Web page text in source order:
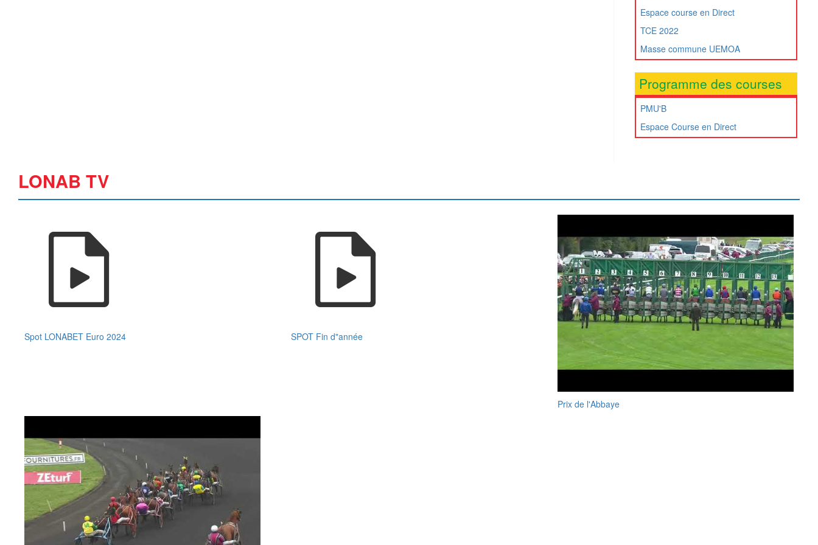
Espace course en Direct
TCE 2022
Masse commune UEMOA
Programme des courses
PMU'B
Espace Course en Direct
LONAB TV
Spot LONABET Euro 2024 SPOT Fin d"année
Prix de l'Abbaye